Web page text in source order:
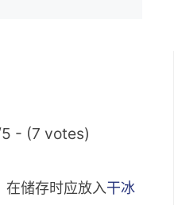
- (7 votes)
在储存时应放入干冰